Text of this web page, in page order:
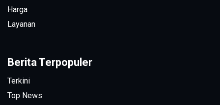
Harga
Layanan
Berita Terpopuler
Terkini
Top News